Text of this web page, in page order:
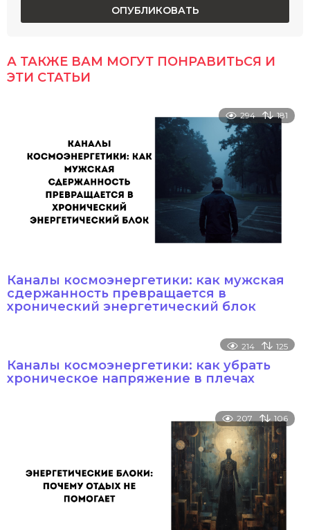
А ТАКЖЕ ВАМ МОГУТ ПОНРАВИТЬСЯ И
ЭТИ СТАТЬИ
294 181
Каналы космоэнергетики: как мужская
сдержанность превращается в
хронический энергетический блок
214 125
Каналы космоэнергетики: как убрать
хроническое напряжение в плечах
207 106